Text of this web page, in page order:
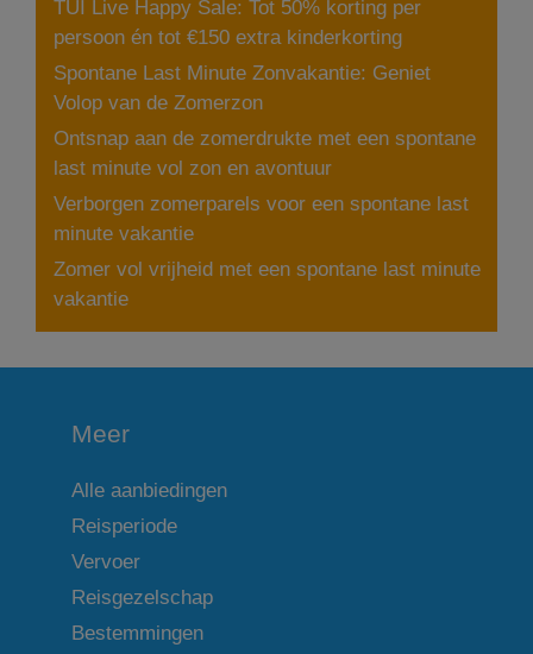
TUI Live Happy Sale: Tot 50% korting per
persoon én tot €150 extra kinderkorting
Spontane Last Minute Zonvakantie: Geniet
Volop van de Zomerzon
Ontsnap aan de zomerdrukte met een spontane
last minute vol zon en avontuur
Verborgen zomerparels voor een spontane last
minute vakantie
Zomer vol vrijheid met een spontane last minute
vakantie
Meer
Alle aanbiedingen
Reisperiode
Vervoer
Reisgezelschap
Bestemmingen